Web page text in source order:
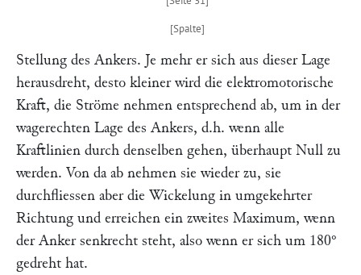
Stellung des Ankers. Je mehr er sich aus dieser Lage
herausdreht, desto kleiner wird die elektromotorische
Kraft, die Ströme nehmen entsprechend ab, um in der
wagerechten Lage des Ankers, d.h. wenn alle
Kraftlinien durch denselben gehen, überhaupt Null zu
werden. Von da ab nehmen sie wieder zu, sie
durchfliessen aber die Wickelung in umgekehrter
Richtung und erreichen ein zweites Maximum, wenn
der Anker senkrecht steht, also wenn er sich um 180°
gedreht hat.